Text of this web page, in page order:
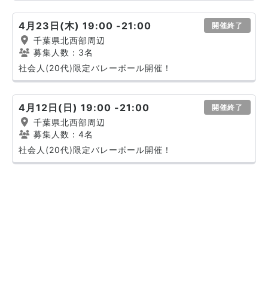
4月23日(木) 19:00 -21:00 開催終了
千葉県北西部周辺
募集人数：3名
社会人(20代)限定バレーボール開催！
4月12日(日) 19:00 -21:00 開催終了
千葉県北西部周辺
募集人数：4名
社会人(20代)限定バレーボール開催！